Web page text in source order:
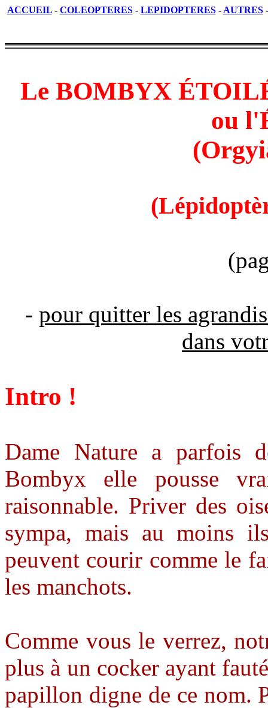
ACCUEIL- COLEOPTERES- LEPIDOPTERES- AUTRES-
Le BOMBYX
ou
- pour quitter les
dans
Intro !
Dame Nature a parfois
Bombyx elle pousse
raisonnable. Priver des
sympa, mais au moins
peuvent courir comme le
les manchots.
Comme vous le verrez,
plus à un cocker ayant
papillon digne de ce nom.